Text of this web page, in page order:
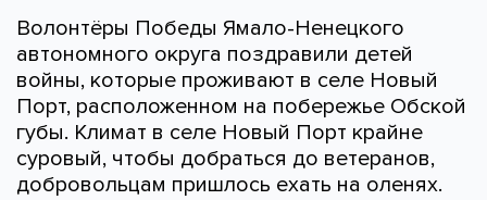
Волонтёры Победы Ямало-Ненецкого
автономного округа поздравили детей
войны, которые проживают в селе Новый
Порт, расположенном на побережье Обской
губы. Климат в селе Новый Порт крайне
суровый, чтобы добраться до ветеранов,
добровольцам пришлось ехать на оленях.